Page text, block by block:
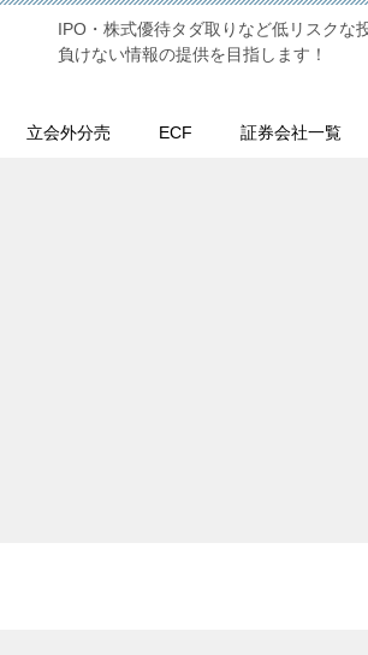
IPO・株式優待タダ取りなど低リスクな
負けない情報の提供を目指します！
立会外分売 ECF 証券会社一覧